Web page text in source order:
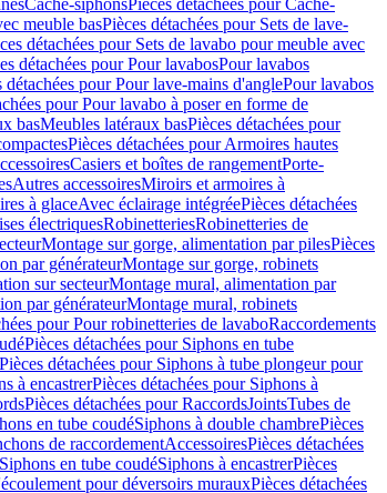
Cache-siphonsPièces détachées pour Cache-
meuble basPièces détachées pour Sets de lave-
détachées pour Sets de lavabo pour meuble avec
détachées pour Pour lavabosPour lavabos
détachées pour Pour lave-mains d'anglePour lavabos
pour Pour lavabo à poser en forme de
basMeubles latéraux basPièces détachées pour
Pièces détachées pour Armoires hautes
Casiers et boîtes de rangementPorte-
Autres accessoiresMiroirs et armoires à
à glaceAvec éclairage intégréePièces détachées
électriquesRobinetteriesRobinetteries de
Montage sur gorge, alimentation par pilesPièces
par générateurMontage sur gorge, robinets
sur secteurMontage mural, alimentation par
par générateurMontage mural, robinets
pour Pour robinetteries de lavaboRaccordements
Pièces détachées pour Siphons en tube
Pièces détachées pour Siphons à tube plongeur pour
à encastrerPièces détachées pour Siphons à
Pièces détachées pour RaccordsJointsTubes de
en tube coudéSiphons à double chambrePièces
de raccordementAccessoiresPièces détachées
en tube coudéSiphons à encastrerPièces
pour déversoirs murauxPièces détachées